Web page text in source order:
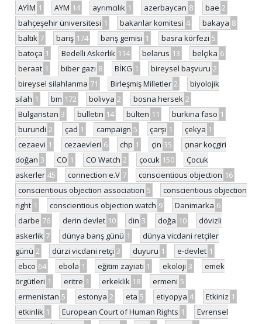
AYİM 1 AYM 14 ayrımcılık 1 azerbaycan 8 bae 2
bahçeşehir üniversitesi 1 bakanlar komitesi 4 bakaya 8
baltık 7 barış 174 barış gemisi 1 basra körfezi 5
batoça 1 Bedelli Askerlik 114 belarus 13 belçika 6
beraat 1 biber gazı 8 BİKG 1 bireysel başvuru 2
bireysel silahlanma 71 Birleşmiş Milletler 2
biyolojik
silah 1 bm 172 bolivya 2 bosna hersek 2
Bulgaristan 3 bulletin 14 bülten 11 burkina faso 1
burundi 2 çad 1 campaign 5 çarşı 1 çekya 1
cezaevi 1 cezaevleri 6 chp 1 çin 35
çınar koçgiri
doğan 3 CO 1 CO Watch 2 çocuk 150
Çocuk
askerler 45 connection e.V 7 conscientious objection 16
conscientious objection association 5
conscientious objection
right 1 conscientious objection watch 9 Danimarka 6
darbe 76 derin devlet 10 din 3 doğa 10
dövizli
askerlik 7 dünya barış günü 1
dünya vicdani retçiler
günü 2 dürzi vicdani retçi 3 duyuru 1 e-devlet 1
ebco 64 ebola 1 eğitim zayiatı 1 ekoloji 3
emek
örgütleri 1 eritre 1 erkeklik 18 ermeni 5
ermenistan 5 estonya 2 eta 5 etiyopya 4 Etkiniz 1
etkinlik 1 European Court of Human Rights 1
Evrensel